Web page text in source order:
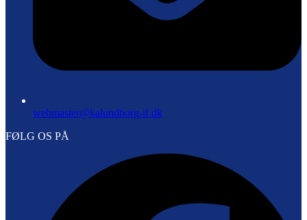
webmaster@kalundborg-if.dk
FØLG OS PÅ